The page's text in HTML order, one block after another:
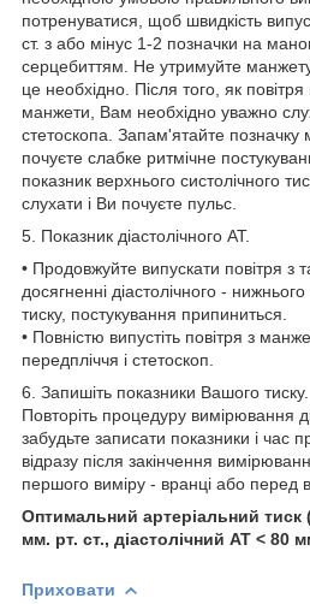
потренуватися, щоб швидкість
ст. з або мінус 1-2 позначки на
серцебиттям. Не утримуйте
це необхідно. Після того, як
манжети, Вам необхідно уважно
стетоскопа. Запам'ятайте
почуєте слабке ритмічне
показник верхнього систолічного
слухати і Ви почуєте пульс.
5. Показник діастолічного АТ.
• Продовжуйте випускати повітря з
досягненні діастолічного -
тиску, постукування припиниться.
• Повністю випустіть повітря з
передпліччя і стетоскоп.
6. Запишіть показники Вашого тиску.
Повторіть процедуру вимірювання
забудьте записати показники і час
відразу після закінчення
першого виміру - вранці або перед
Оптимальний артеріальний тиск
мм. рт. ст., діастолічний АТ < 80
Приховати